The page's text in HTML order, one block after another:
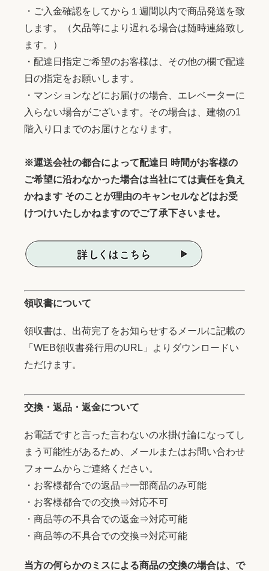
・ご入金確認をしてから１週間以内で商品発送を致
します。（欠品等により遅れる場合は随時連絡致し
ます。）
・配達日指定ご希望のお客様は、その他の欄で配達
日の指定をお願いします。
・マンションなどにお届けの場合、エレベーターに
入らない場合がございます。その場合は、建物の1
階入り口までのお届けとなります。
※運送会社の都合によって配達日 時間がお客様の
ご希望に沿わなかった場合は当社にては責任を負え
かねます そのことが理由のキャンセルなどはお受
けつけいたしかねますのでご了承下さいませ。
領収書について
領収書は、出荷完了をお知らせするメールに記載の
「WEB領収書発行用のURL」よりダウンロードい
ただけます。
交換・返品・返金について
お電話ですと言った言わないの水掛け論になってし
まう可能性があるため、メールまたはお問い合わせ
フォームからご連絡ください。
・お客様都合での返品⇒一部商品のみ可能
・お客様都合での交換⇒対応不可
・商品等の不具合での返金⇒対応可能
・商品等の不具合での交換⇒対応可能
当方の何らかのミスによる商品の交換の場合は、で